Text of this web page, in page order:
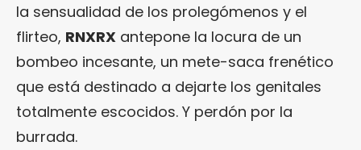
la sensualidad de los prolegómenos y el
flirteo, RNXRX antepone la locura de un
bombeo incesante, un mete-saca frenético
que está destinado a dejarte los genitales
totalmente escocidos. Y perdón por la
burrada.